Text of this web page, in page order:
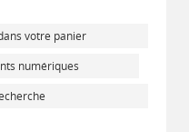
votre panier
numériques